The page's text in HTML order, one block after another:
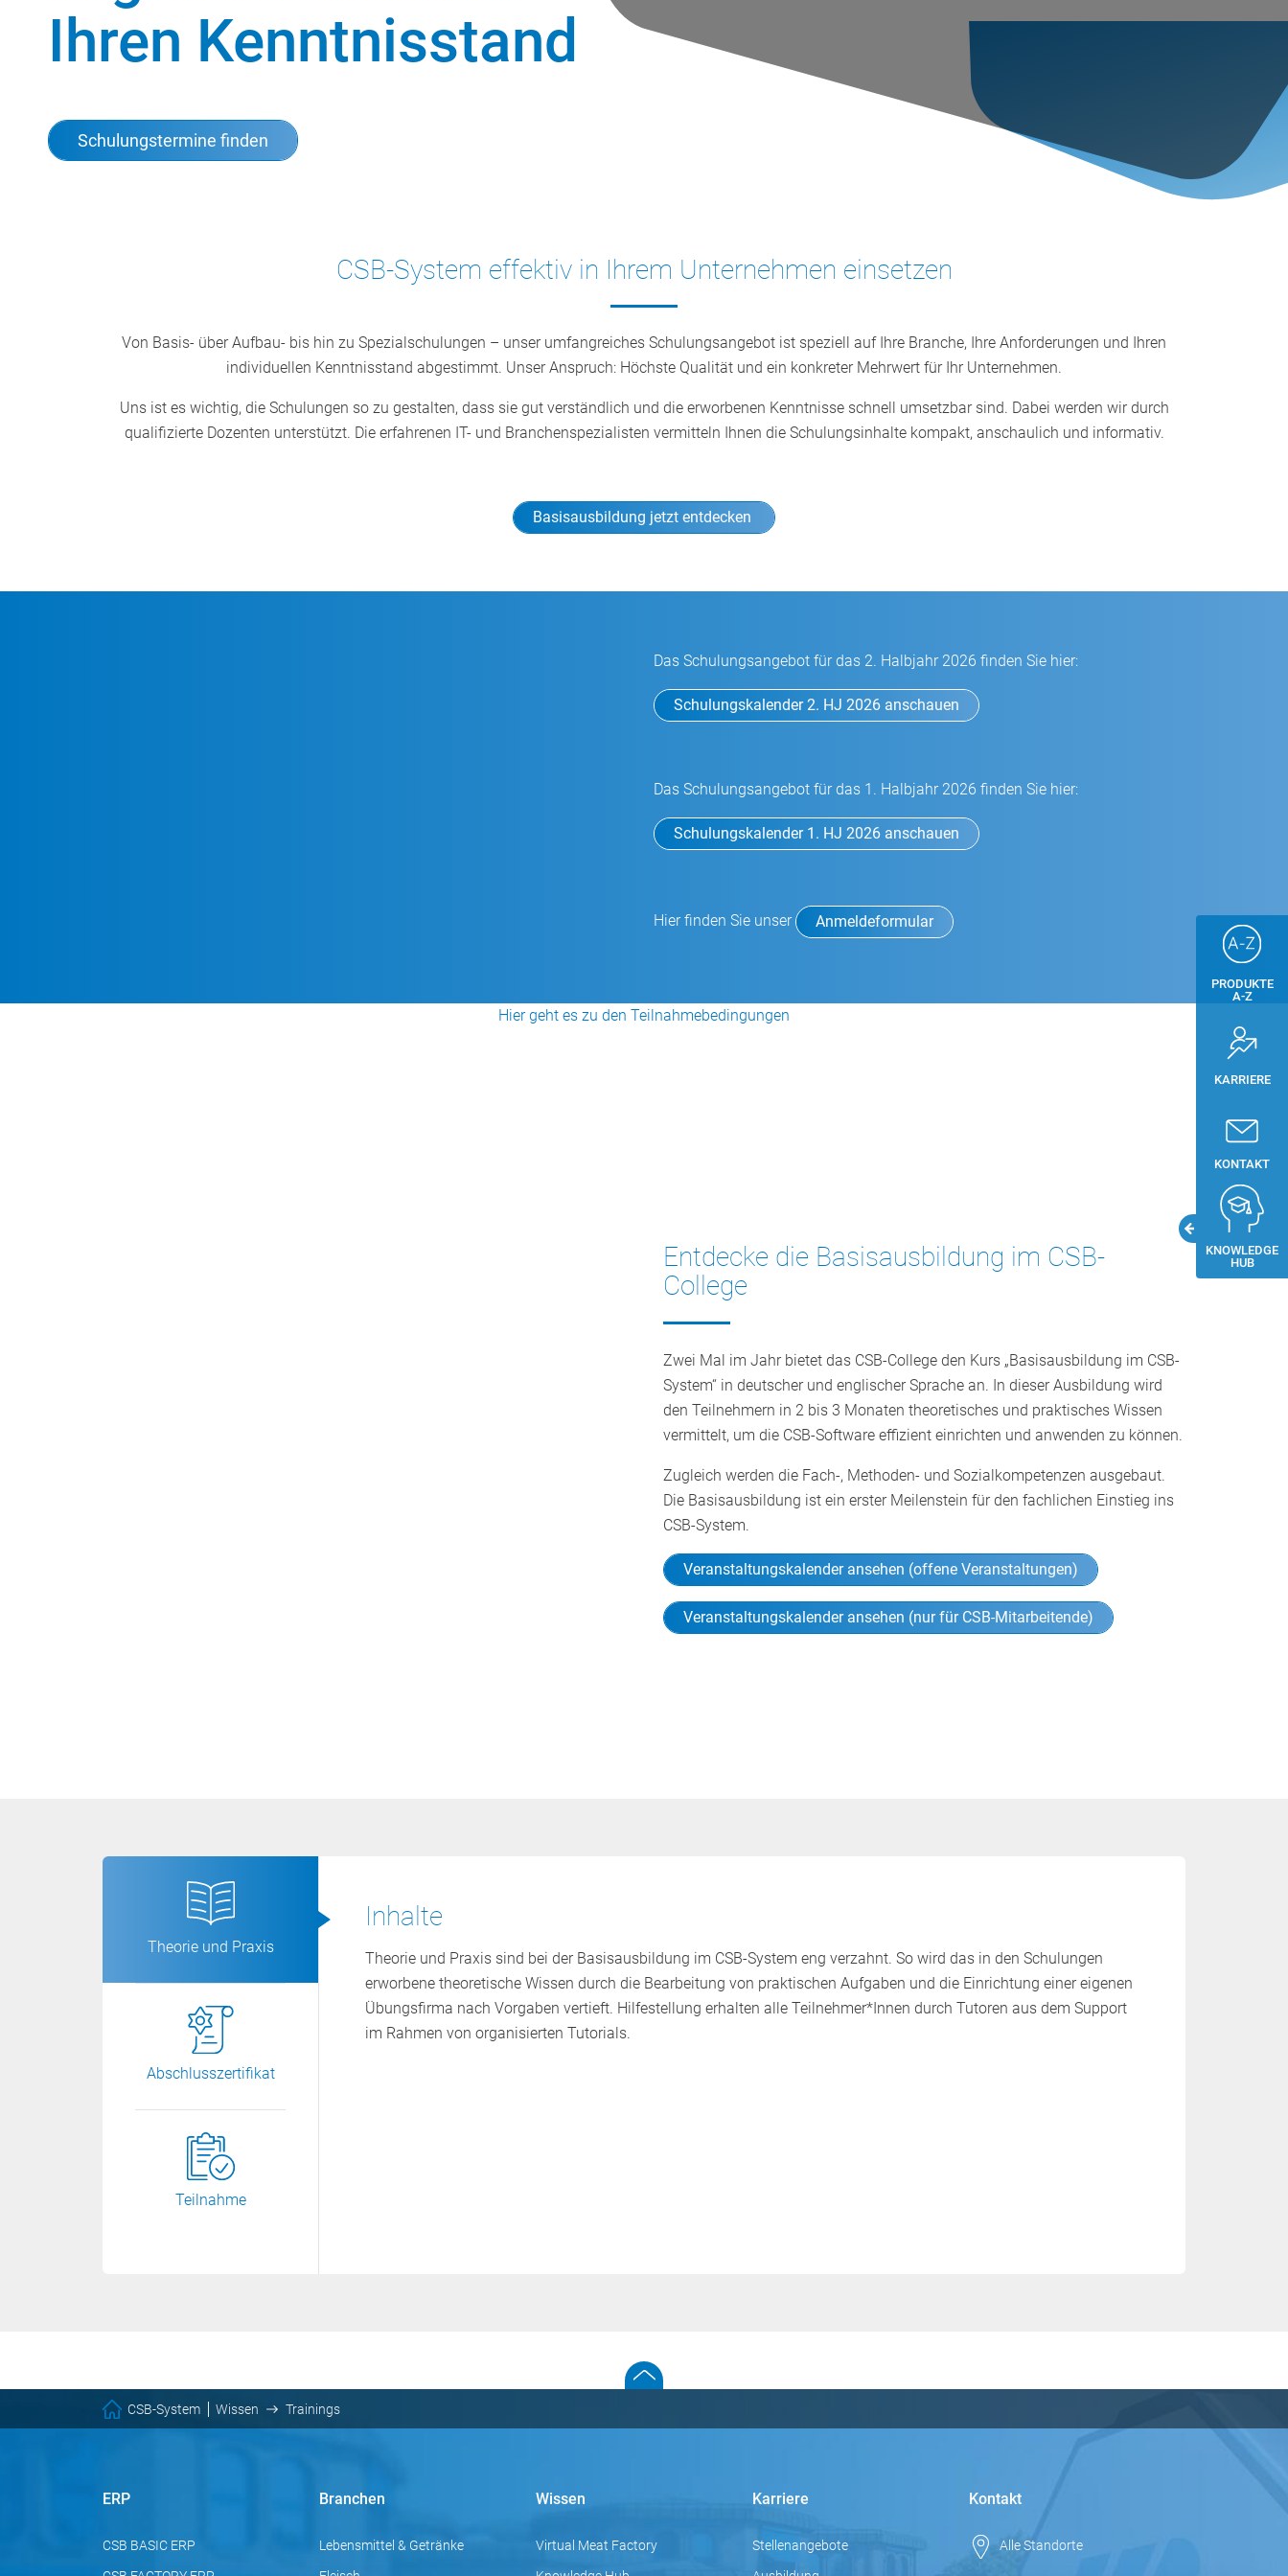
Ihren Kenntnisstand
Schulungstermine finden
CSB-System effektiv in Ihrem Unternehmen einsetzen
Von Basis- über Aufbau- bis hin zu Spezialschulungen – unser umfangreiches Schulungsangebot ist speziell auf Ihre Branche, Ihre Anforderungen und Ihren
individuellen Kenntnisstand abgestimmt. Unser Anspruch: Höchste Qualität und ein konkreter Mehrwert für Ihr Unternehmen.
Uns ist es wichtig, die Schulungen so zu gestalten, dass sie gut verständlich und die erworbenen Kenntnisse schnell umsetzbar sind. Dabei werden wir durch
qualifizierte Dozenten unterstützt. Die erfahrenen IT- und Branchenspezialisten vermitteln Ihnen die Schulungsinhalte kompakt, anschaulich und informativ.
Basisausbildung jetzt entdecken
Das Schulungsangebot für das 2. Halbjahr 2026 finden Sie hier:
Schulungskalender 2. HJ 2026 anschauen
Das Schulungsangebot für das 1. Halbjahr 2026 finden Sie hier:
Schulungskalender 1. HJ 2026 anschauen
Hier finden Sie unser Anmeldeformular
Hier geht es zu den Teilnahmebedingungen
Entdecke die Basisausbildung im CSB-
College
Zwei Mal im Jahr bietet das CSB-College den Kurs „Basisausbildung im CSB-
System“ in deutscher und englischer Sprache an. In dieser Ausbildung wird
den Teilnehmern in 2 bis 3 Monaten theoretisches und praktisches Wissen
vermittelt, um die CSB-Software effizient einrichten und anwenden zu können.
Zugleich werden die Fach-, Methoden- und Sozialkompetenzen ausgebaut.
Die Basisausbildung ist ein erster Meilenstein für den fachlichen Einstieg ins
CSB-System.
Veranstaltungskalender ansehen (offene Veranstaltungen)
Veranstaltungskalender ansehen (nur für CSB-Mitarbeitende)
Theorie und Praxis
Abschlusszertifikat
Teilnahme
Inhalte
Theorie und Praxis sind bei der Basisausbildung im CSB-System eng verzahnt. So wird das in den Schulungen
erworbene theoretische Wissen durch die Bearbeitung von praktischen Aufgaben und die Einrichtung einer eigenen
Übungsfirma nach Vorgaben vertieft. Hilfestellung erhalten alle Teilnehmer*Innen durch Tutoren aus dem Support
im Rahmen von organisierten Tutorials.
PRODUKTE
A-Z
KARRIERE
KONTAKT
KNOWLEDGE
HUB
CSB-System Wissen Trainings
ERP
CSB BASIC ERP
Branchen
Lebensmittel & Getränke
Wissen
Virtual Meat Factory
Karriere
Stellenangebote
Kontakt
Alle Standorte